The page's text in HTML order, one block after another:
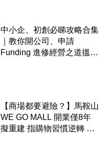
中小企、初創必睇攻略合集
｜教你開公司、申請
Funding 進修經營之道搵大
【商場都要避險？】馬鞍山
WE GO MALL 開業僅8年
擬重建 指購物習慣逆轉 餐